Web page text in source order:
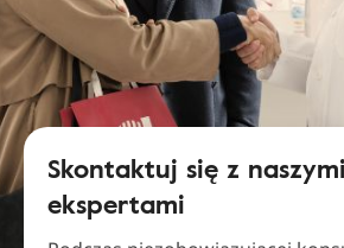
Skontaktuj się z naszymi
ekspertami